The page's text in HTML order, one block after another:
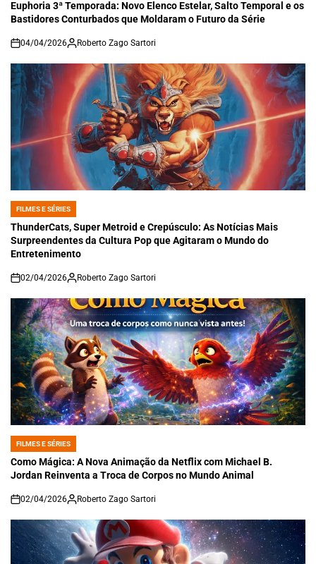
IN
Euphoria 3ª Temporada: Novo Elenco Estelar, Salto Temporal e os
Bastidores Conturbados que Moldaram o Futuro da Série
on
04/04/2026 Roberto Zago Sartori
POSTED
IN
FILMES E SÉRIES
ThunderCats, Super Metroid e Crepúsculo: As Notícias Mais
Surpreendentes da Cultura Pop que Agitaram o Mundo do
Entretenimento
on
02/04/2026 Roberto Zago Sartori
POSTED
IN
FILMES E SÉRIES
Como Mágica: A Nova Animação da Netflix com Michael B.
Jordan Reinventa a Troca de Corpos no Mundo Animal
on
02/04/2026 Roberto Zago Sartori